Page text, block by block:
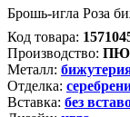
Брошь-игла Роза
Код товара:
Производство:
Металл:
Отделка:
Вставка: без